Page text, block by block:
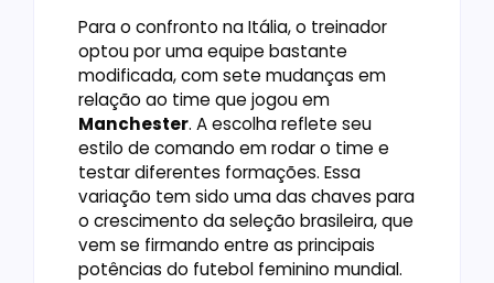
Para o confronto na Itália, o treinador
optou por uma equipe bastante
modificada, com sete mudanças em
relação ao time que jogou em
Manchester. A escolha reflete seu
estilo de comando em rodar o time e
testar diferentes formações. Essa
variação tem sido uma das chaves para
o crescimento da seleção brasileira, que
vem se firmando entre as principais
potências do futebol feminino mundial.